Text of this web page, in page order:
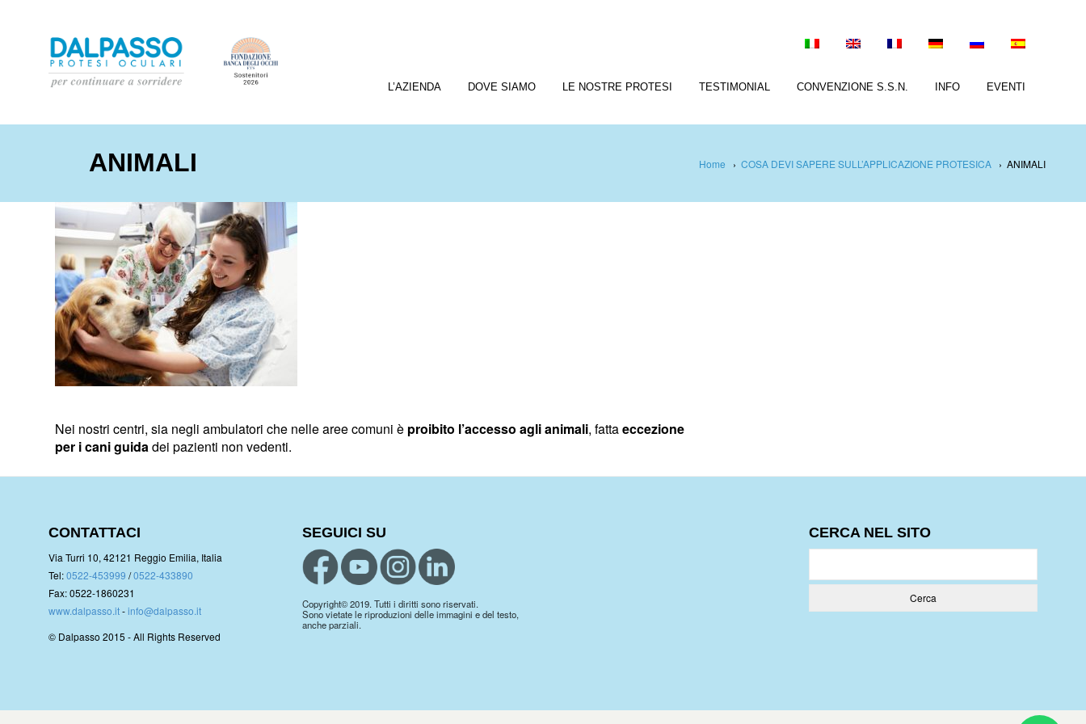
L’AZIENDA DOVE SIAMO LE NOSTRE PROTESI TESTIMONIAL CONVENZIONE S.S.N. INFO EVENTI
ANIMALI Home › COSA DEVI SAPERE SULL’APPLICAZIONE PROTESICA› ANIMALI
Nei nostri centri, sia negli ambulatori che nelle aree comuni è proibito l’accesso agli animali, fattaeccezione
per i cani guidadei pazienti non vedenti.
CONTATTACI
Via Turri 10, 42121 Reggio Emilia, Italia
Tel:0522-453999 /0522-433890
Fax: 0522-1860231
www.dalpasso.it-info@dalpasso.it
© Dalpasso 2015 - All Rights Reserved
SEGUICI SU
Copyright© 2019. Tutti i diritti sono riservati.
Sono vietate le riproduzioni delle immagini e del testo,
anche parziali.
CERCA NEL SITO